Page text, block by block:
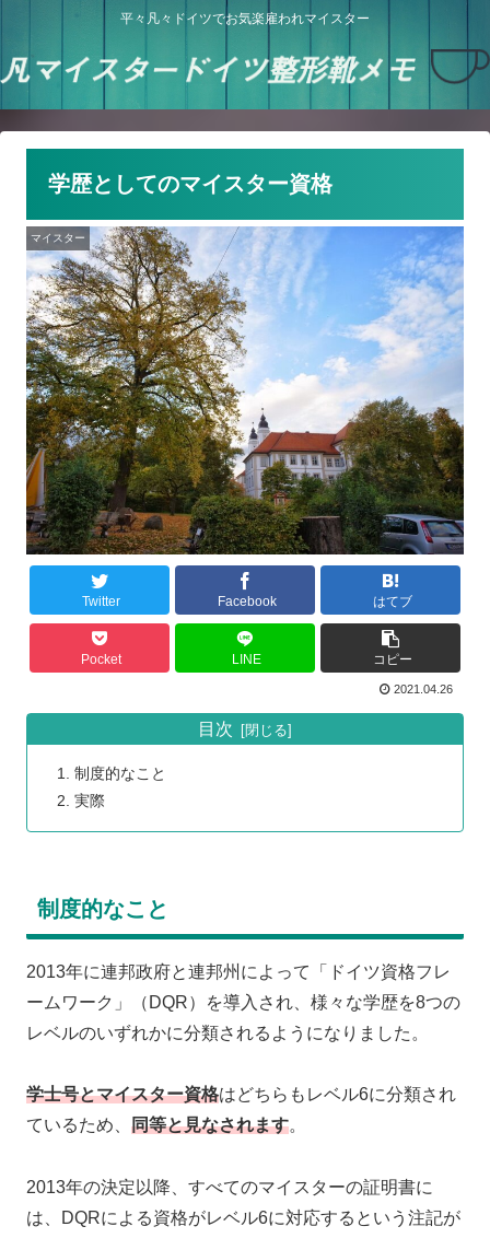
平々凡々ドイツでお気楽雇われマイスター
学歴としてのマイスター資格
マイスター
Twitter Facebook はてブ
Pocket LINE コピー
2021.04.26
目次
制度的なこと
実際
制度的なこと
2013年に連邦政府と連邦州によって「ドイツ資格フレ
ームワーク」（DQR）を導入され、様々な学歴を8つの
レベルのいずれかに分類されるようになりました。
学士号とマイスター資格はどちらもレベル6に分類され
ているため、 同等と見なされます。
2013年の決定以降、すべてのマイスターの証明書に
は、DQRによる資格がレベル6に対応するという注記が